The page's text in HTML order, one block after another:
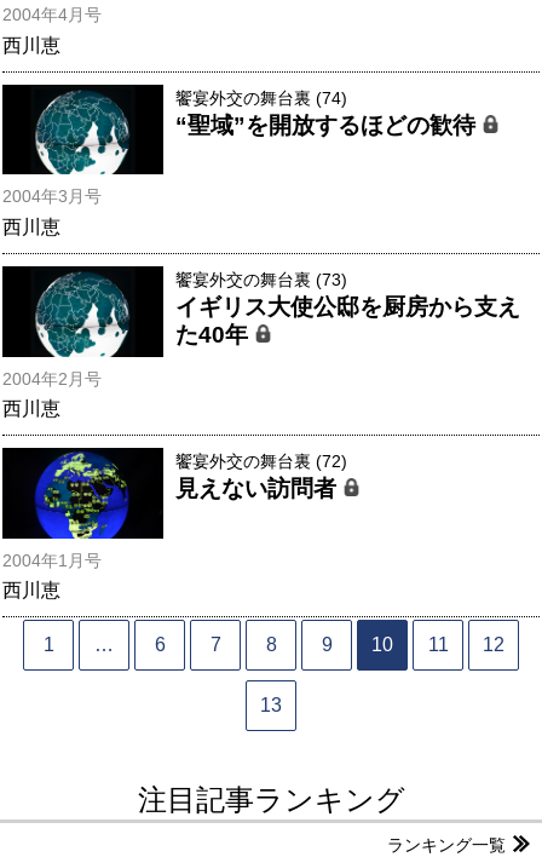
2004年4月号
西川恵
饗宴外交の舞台裏 (74)
“聖域”を開放するほどの歓待
2004年3月号
西川恵
饗宴外交の舞台裏 (73)
イギリス大使公邸を厨房から支え
た40年
2004年2月号
西川恵
饗宴外交の舞台裏 (72)
見えない訪問者
2004年1月号
西川恵
1 … 6 7 8 9 10 11 12
13
注目記事ランキング
ランキング一覧